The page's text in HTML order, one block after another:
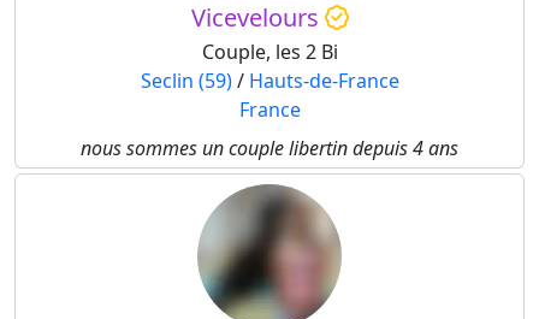
Vicevelours
Couple, les 2 Bi
Seclin (59)/ Hauts-de-France
France
nous sommes un couple libertin depuis 4 ans